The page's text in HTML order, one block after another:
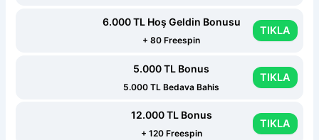
6.000 TL Hoş Geldin Bonusu
+ 80 Freespin
TIKLA
5.000 TL Bonus
5.000 TL Bedava Bahis
TIKLA
12.000 TL Bonus
+ 120 Freespin
TIKLA